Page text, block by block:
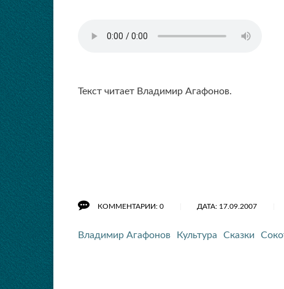
Текст читает Владимир Агафонов.
КОММЕНТАРИИ: 0 ДАТА: 17.09.2007
Владимир Агафонов Культура Сказки